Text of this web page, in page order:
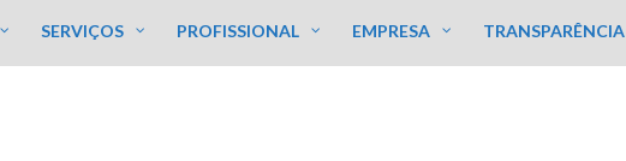
SERVIÇOS PROFISSIONAL EMPRESA TRANSPARÊNCIA